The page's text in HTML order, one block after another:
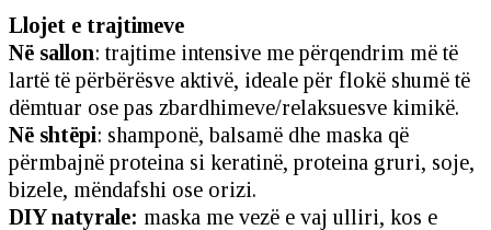
Llojet e trajtimeve
Në sallon: trajtime intensive me përqendrim më të
lartë të përbërësve aktivë, ideale për flokë shumë të
dëmtuar ose pas zbardhimeve/relaksuesve kimikë.
Në shtëpi: shamponë, balsamë dhe maska që
përmbajnë proteina si keratinë, proteina gruri, soje,
bizele, mëndafshi ose orizi.
DIY natyrale: maska me vezë e vaj ulliri, kos e